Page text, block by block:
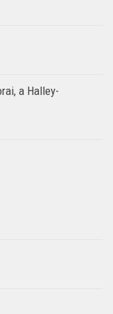
a Halley-